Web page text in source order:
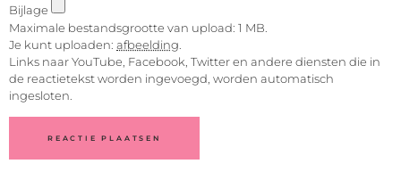
Bijlage
Maximale bestandsgrootte van upload: 1 MB.
Je kunt uploaden: afbeelding
Links naar YouTube, Facebook, Twitter en andere diensten die in
de reactietekst worden ingevoegd, worden automatisch
ingesloten.